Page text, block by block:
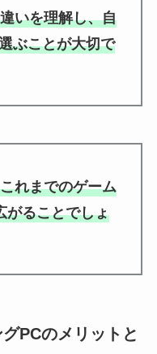
いを理解し、自
ぶことが大切で
れまでのゲーム
がることでしょ
PCのメリットと